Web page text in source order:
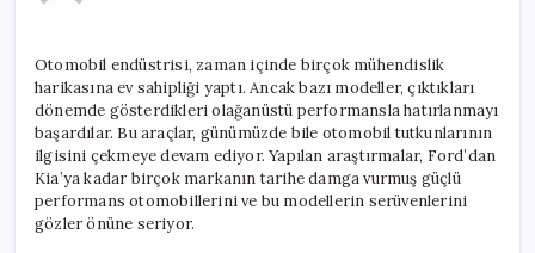
Güç,
Tasarım
ve
Miras
için
Otomobil endüstrisi, zaman içinde birçok mühendislik
harikasına ev sahipliği yaptı. Ancak bazı modeller, çıktıkları
dönemde gösterdikleri olağanüstü performansla hatırlanmayı
başardılar. Bu araçlar, günümüzde bile otomobil tutkunlarının
ilgisini çekmeye devam ediyor. Yapılan araştırmalar, Ford’dan
Kia’ya kadar birçok markanın tarihe damga vurmuş güçlü
performans otomobillerini ve bu modellerin serüvenlerini
gözler önüne seriyor.